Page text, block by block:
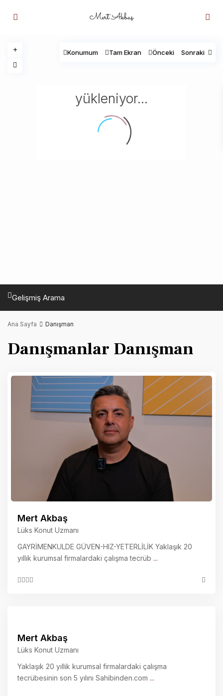
yükleniyor...
Konumum Tam Ekran Önceki Sonraki
Gelişmiş Arama
Ana Sayfa Danışman
Danışmanlar Danışman
Mert Akbaş
Lüks Konut Uzmanı
GAYRİMENKULDE GÜVEN-HIZ-YETERLİLİK Yaklaşık 20
yıllık kurumsal firmalardaki çalışma tecrüb ...
Mert Akbaş
Lüks Konut Uzmanı
Yaklaşık 20 yıllık kurumsal firmalardaki çalışma
tecrübesinin son 5 yılını Sahibinden.com ...